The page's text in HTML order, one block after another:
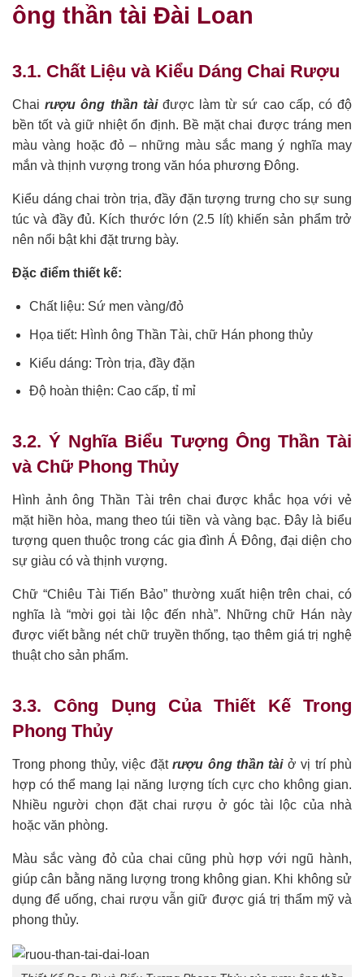
ông thần tài Đài Loan
3.1. Chất Liệu và Kiểu Dáng Chai Rượu
Chairượu ông thần tàiđược làm từ sứ cao cấp, có độ
bền tốt và giữ nhiệt ổn định. Bề mặt chai được tráng men
màu vàng hoặc đỏ – những màu sắc mang ý nghĩa may
mắn và thịnh vượng trong văn hóa phương Đông.
Kiểu dáng chai tròn trịa, đầy đặn tượng trưng cho sự sung
túc và đầy đủ. Kích thước lớn (2.5 lít) khiến sản phẩm trở
nên nổi bật khi đặt trưng bày.
Đặc điểm thiết kế:
Chất liệu: Sứ men vàng/đỏ
Họa tiết: Hình ông Thần Tài, chữ Hán phong thủy
Kiểu dáng: Tròn trịa, đầy đặn
Độ hoàn thiện: Cao cấp, tỉ mỉ
3.2. Ý Nghĩa Biểu Tượng Ông Thần Tài
và Chữ Phong Thủy
Hình ảnh ông Thần Tài trên chai được khắc họa với vẻ
mặt hiền hòa, mang theo túi tiền và vàng bạc. Đây là biểu
tượng quen thuộc trong các gia đình Á Đông, đại diện cho
sự giàu có và thịnh vượng.
Chữ “Chiêu Tài Tiến Bảo” thường xuất hiện trên chai, có
nghĩa là “mời gọi tài lộc đến nhà”. Những chữ Hán này
được viết bằng nét chữ truyền thống, tạo thêm giá trị nghệ
thuật cho sản phẩm.
3.3. Công Dụng Của Thiết Kế Trong
Phong Thủy
Trong phong thủy, việc đặtrượu ông thần tàiở vị trí phù
hợp có thể mang lại năng lượng tích cực cho không gian.
Nhiều người chọn đặt chai rượu ở góc tài lộc của nhà
hoặc văn phòng.
Màu sắc vàng đỏ của chai cũng phù hợp với ngũ hành,
giúp cân bằng năng lượng trong không gian. Khi không sử
dụng để uống, chai rượu vẫn giữ được giá trị thẩm mỹ và
phong thủy.